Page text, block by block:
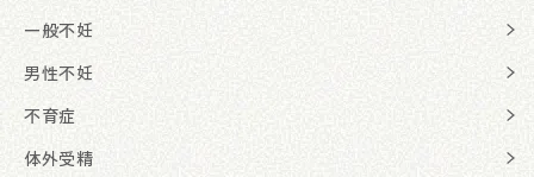
一般不妊
男性不妊
不育症
体外受精